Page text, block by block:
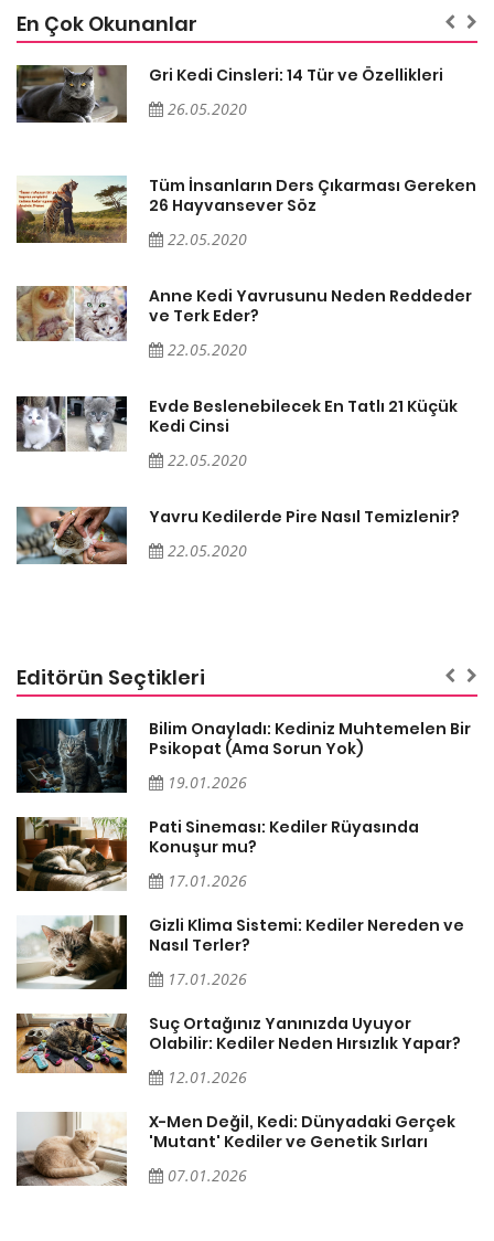
En Çok Okunanlar
Gri Kedi Cinsleri: 14 Tür ve Özellikleri
26.05.2020
Tüm İnsanların Ders Çıkarması Gereken
26 Hayvansever Söz
22.05.2020
Anne Kedi Yavrusunu Neden Reddeder
ve Terk Eder?
22.05.2020
Evde Beslenebilecek En Tatlı 21 Küçük
Kedi Cinsi
22.05.2020
Yavru Kedilerde Pire Nasıl Temizlenir?
22.05.2020
Editörün Seçtikleri
Bilim Onayladı: Kediniz Muhtemelen Bir
Psikopat (Ama Sorun Yok)
19.01.2026
Pati Sineması: Kediler Rüyasında
Konuşur mu?
17.01.2026
Gizli Klima Sistemi: Kediler Nereden ve
Nasıl Terler?
17.01.2026
Suç Ortağınız Yanınızda Uyuyor
Olabilir: Kediler Neden Hırsızlık Yapar?
12.01.2026
X-Men Değil, Kedi: Dünyadaki Gerçek
'Mutant' Kediler ve Genetik Sırları
07.01.2026